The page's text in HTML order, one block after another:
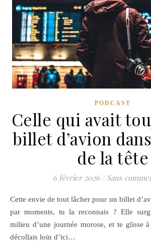
PODCAST
Celle qui avait
billet d’avion
de la tête
6 février 2026 / Sans
Cette envie de tout lâcher pour un billet d’avion, qui te chatouille
par moments, tu la reconnais ? Elle
milieu d’une journée morose, et te glisse
décollais loin d’ici…